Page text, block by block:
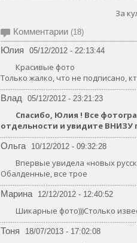
За
Комментарии (18)
Юлия 05/12/2012 - 22:13:44
Красивые фото
Только жалко, что не подписано,
Влад 05/12/2012 - 23:21:23
Спасибо, Юлия ! Все
отдельности и увидите
Ольга 10/12/2012 - 09:32:28
Впервые увидела «новых
Обалденные, все трое
Марина 12/12/2012 - 12:40:52
Шикарные фото)))Столько
Тоня 18/07/2013 - 17:02:08